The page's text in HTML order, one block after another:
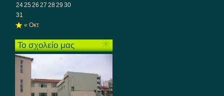
242526 27 2829 30
31
« Οκτ
Το σχολείο μας